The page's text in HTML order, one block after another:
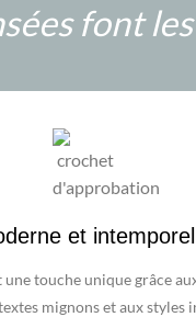
font
et intemporel
une touche unique grâce
mignons et aux styles